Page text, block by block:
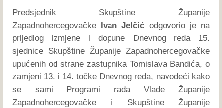
Predsjednik Skupštine Županije
Zapadnohercegovačke Ivan Jelčić odgovorio je na
prijedlog izmjene i dopune Dnevnog reda 15.
sjednice Skupštine Županije Zapadnohercegovačke
upućenih od strane zastupnika Tomislava Bandića, o
zamjeni 13. i 14. točke Dnevnog reda, navodeći kako
se sami Programi rada Vlade Županije
Zapadnohercegovačke i Skupštine Županije